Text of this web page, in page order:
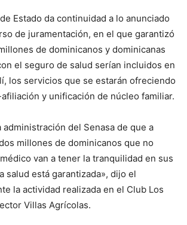
Estado da continuidad a lo anunciado
de juramentación, en el que garantizó
de dominicanos y dominicanas
el seguro de salud serían incluidos en
los servicios que se estarán ofreciendo
y unificación de núcleo familiar.
administración del Senasa de que a
millones de dominicanos que no
van a tener la tranquilidad en sus
salud está garantizada», dijo el
la actividad realizada en el Club Los
Villas Agrícolas.